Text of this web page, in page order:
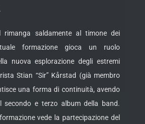
rimanga saldamente al timone dei
formazione gioca un ruolo
nuova esplorazione degli estremi
Stian “Sir” Kårstad (già membro
una forma di continuità, avendo
secondo e terzo album della band.
vede la partecipazione del